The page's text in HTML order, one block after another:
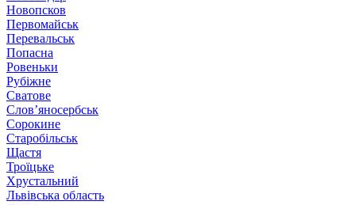
Новопсков
Первомайськ
Перевальськ
Попасна
Ровеньки
Рубіжне
Сватове
Слов’яносербськ
Сорокине
Старобільськ
Щастя
Троїцьке
Хрустальний
Львівська область